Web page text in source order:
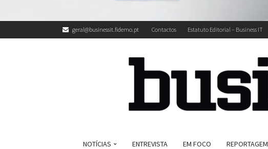
geral@businessit.fidemo.pt Contactos Estatuto Editorial – Business IT
NOTÍCIAS ENTREVISTA EM FOCO REPORTAGEM